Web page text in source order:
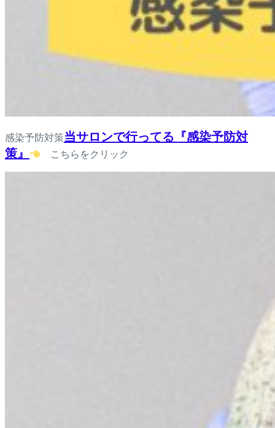
感染予防対策当サロンで行ってる『感染予防対
策』
こちらをクリック